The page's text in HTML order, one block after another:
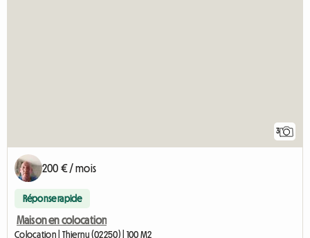
3
200 € / mois
Réponse rapide
Maison en colocation
Colocation | Thiernu (02250) | 100 M2